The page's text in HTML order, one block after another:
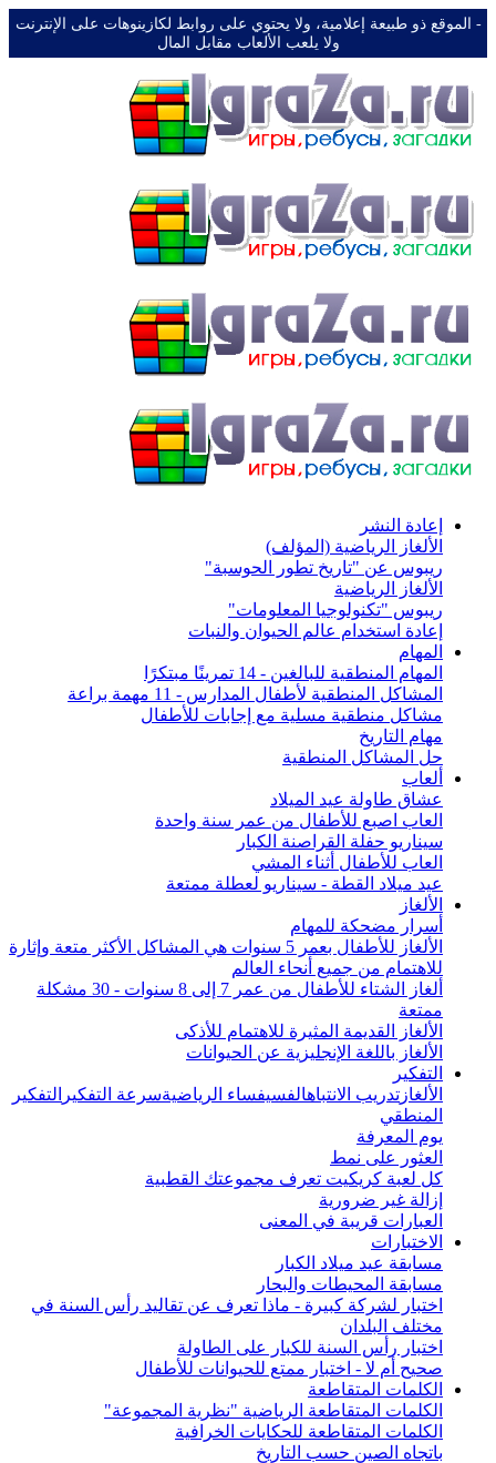
-️ الموقع ذو طبيعة إعلامية، ولا يحتوي على روابط لكازينوهات على الإنترنت
ولا يلعب الألعاب مقابل المال
إعادة النشر
الألغاز الرياضية (المؤلف)
ريبوس عن "تاريخ تطور الحوسبة"
الألغاز الرياضية
ريبوس "تكنولوجيا المعلومات"
إعادة استخدام عالم الحيوان والنبات
المهام
المهام المنطقية للبالغين - 14 تمرينًا مبتكرًا
المشاكل المنطقية لأطفال المدارس - 11 مهمة براعة
مشاكل منطقية مسلية مع إجابات للأطفال
مهام التاريخ
حل المشاكل المنطقية
ألعاب
عشاق طاولة عيد الميلاد
العاب اصبع للأطفال من عمر سنة واحدة
سيناريو حفلة القراصنة الكبار
العاب للأطفال أثناء المشي
عيد ميلاد القطة - سيناريو لعطلة ممتعة
الألغاز
أسرار مضحكة للمهام
الألغاز للأطفال بعمر 5 سنوات هي المشاكل الأكثر متعة وإثارة
للاهتمام من جميع أنحاء العالم
ألغاز الشتاء للأطفال من عمر 7 إلى 8 سنوات - 30 مشكلة
ممتعة
الألغاز القديمة المثيرة للاهتمام للأذكى
الألغاز باللغة الإنجليزية عن الحيوانات
التفكير
الألغاز تدريب الانتباهالفسيفساء الرياضيةسرعة التفكير التفكير
المنطقي
يوم المعرفة
العثور على نمط
كل لعبة كريكيت تعرف مجموعتك القطبية
إزالة غير ضرورية
العبارات قريبة في المعنى
الاختبارات
مسابقة عيد ميلاد الكبار
مسابقة المحيطات والبحار
اختبار لشركة كبيرة - ماذا تعرف عن تقاليد رأس السنة في
مختلف البلدان
اختبار رأس السنة للكبار على الطاولة
صحيح أم لا - اختبار ممتع للحيوانات للأطفال
الكلمات المتقاطعة
الكلمات المتقاطعة الرياضية "نظرية المجموعة"
الكلمات المتقاطعة للحكايات الخرافية
باتجاه الصين حسب التاريخ